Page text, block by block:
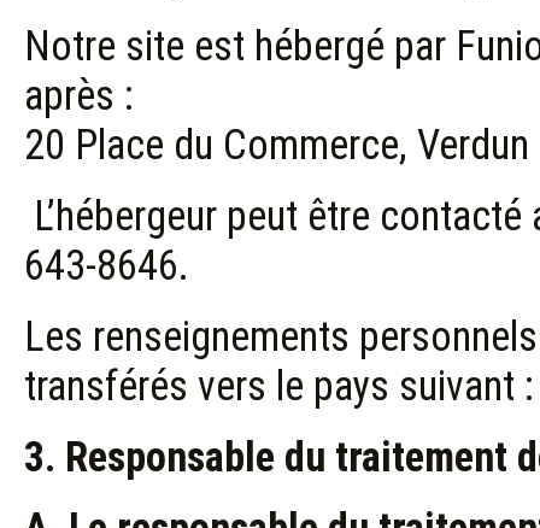
Notre site est hébergé par
après :
20 Place du Commerce,
L’hébergeur peut être
643-8646.
Les renseignements
transférés vers le pays suivant
3. Responsable du traitement